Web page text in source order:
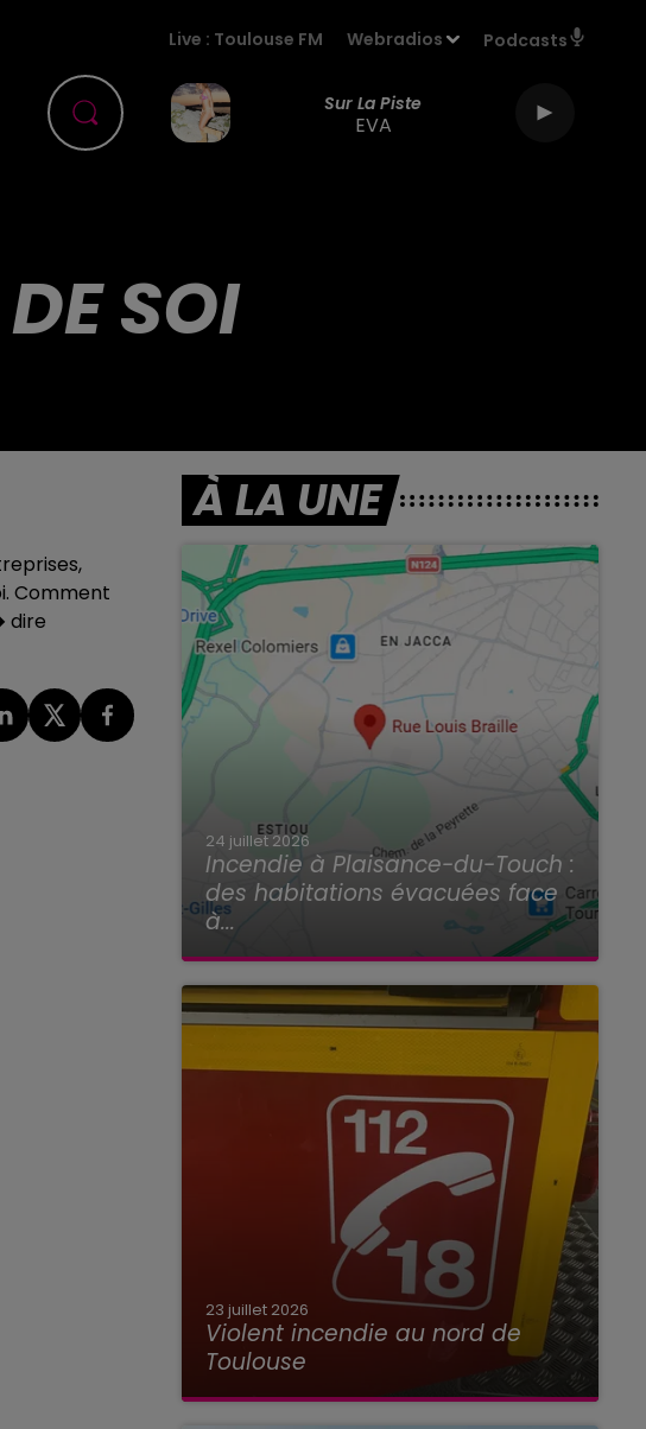
Live : Toulouse FM Webradios Podcasts
Sur La Piste
EVA
SOI
Comment
dire
À LA UNE
24 juillet 2026
Incendie à Plaisance-du-Touch :
des habitations évacuées face
à...
23 juillet 2026
Violent incendie au nord de
Toulouse